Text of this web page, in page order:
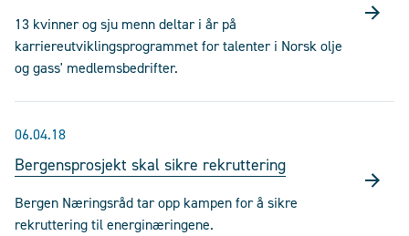
13 kvinner og sju menn deltar i år på
karriereutviklingsprogrammet for talenter i Norsk olje
og gass' medlemsbedrifter.
06.04.18
Bergensprosjekt skal sikre rekruttering
Bergen Næringsråd tar opp kampen for å sikre
rekruttering til energinæringene.